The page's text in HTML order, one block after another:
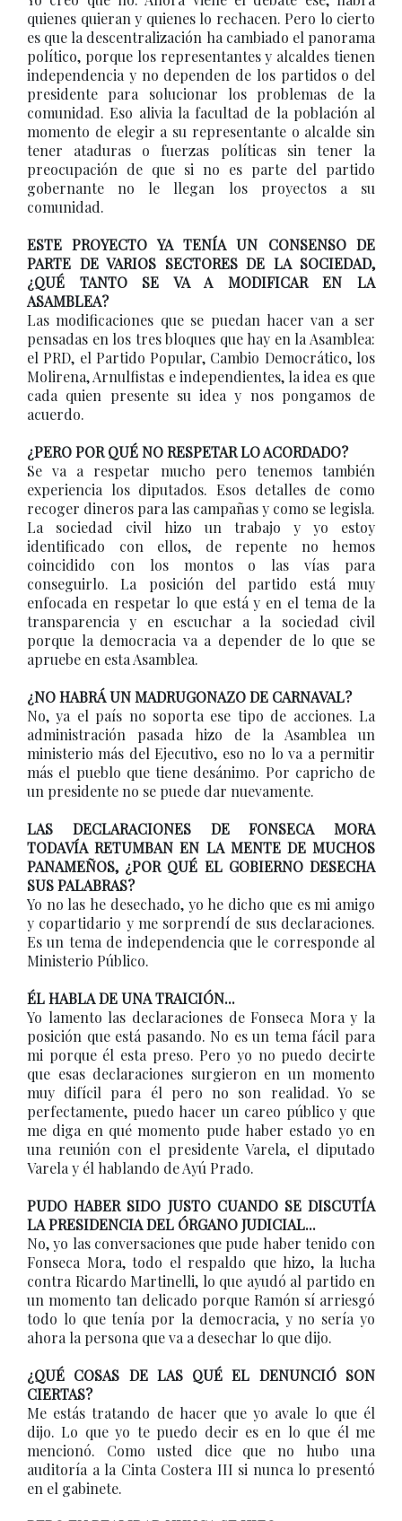
quienes quieran y quienes lo rechacen. Pero lo cierto
es que la descentralización ha cambiado el panorama
político, porque los representantes y alcaldes tienen
independencia y no dependen de los partidos o del
presidente para solucionar los problemas de la
comunidad. Eso alivia la facultad de la población al
momento de elegir a su representante o alcalde sin
tener ataduras o fuerzas políticas sin tener la
preocupación de que si no es parte del partido
gobernante no le llegan los proyectos a su
comunidad.
ESTE PROYECTO YA TENÍA UN CONSENSO DE
PARTE DE VARIOS SECTORES DE LA SOCIEDAD,
¿QUÉ TANTO SE VA A MODIFICAR EN LA
ASAMBLEA?
Las modificaciones que se puedan hacer van a ser
pensadas en los tres bloques que hay en la Asamblea:
el PRD, el Partido Popular, Cambio Democrático, los
Molirena, Arnulfistas e independientes, la idea es que
cada quien presente su idea y nos pongamos de
acuerdo.
¿PERO POR QUÉ NO RESPETAR LO ACORDADO?
Se va a respetar mucho pero tenemos también
experiencia los diputados. Esos detalles de como
recoger dineros para las campañas y como se legisla.
La sociedad civil hizo un trabajo y yo estoy
identificado con ellos, de repente no hemos
coincidido con los montos o las vías para
conseguirlo. La posición del partido está muy
enfocada en respetar lo que está y en el tema de la
transparencia y en escuchar a la sociedad civil
porque la democracia va a depender de lo que se
apruebe en esta Asamblea.
¿NO HABRÁ UN MADRUGONAZO DE CARNAVAL?
No, ya el país no soporta ese tipo de acciones. La
administración pasada hizo de la Asamblea un
ministerio más del Ejecutivo, eso no lo va a permitir
más el pueblo que tiene desánimo. Por capricho de
un presidente no se puede dar nuevamente.
LAS DECLARACIONES DE FONSECA MORA
TODAVÍA RETUMBAN EN LA MENTE DE MUCHOS
PANAMEÑOS, ¿POR QUÉ EL GOBIERNO DESECHA
SUS PALABRAS?
Yo no las he desechado, yo he dicho que es mi amigo
y copartidario y me sorprendí de sus declaraciones.
Es un tema de independencia que le corresponde al
Ministerio Público.
ÉL HABLA DE UNA TRAICIÓN...
Yo lamento las declaraciones de Fonseca Mora y la
posición que está pasando. No es un tema fácil para
mi porque él esta preso. Pero yo no puedo decirte
que esas declaraciones surgieron en un momento
muy difícil para él pero no son realidad. Yo se
perfectamente, puedo hacer un careo público y que
me diga en qué momento pude haber estado yo en
una reunión con el presidente Varela, el diputado
Varela y él hablando de Ayú Prado.
PUDO HABER SIDO JUSTO CUANDO SE DISCUTÍA
LA PRESIDENCIA DEL ÓRGANO JUDICIAL...
No, yo las conversaciones que pude haber tenido con
Fonseca Mora, todo el respaldo que hizo, la lucha
contra Ricardo Martinelli, lo que ayudó al partido en
un momento tan delicado porque Ramón sí arriesgó
todo lo que tenía por la democracia, y no sería yo
ahora la persona que va a desechar lo que dijo.
¿QUÉ COSAS DE LAS QUÉ EL DENUNCIÓ SON
CIERTAS?
Me estás tratando de hacer que yo avale lo que él
dijo. Lo que yo te puedo decir es en lo que él me
mencionó. Como usted dice que no hubo una
auditoría a la Cinta Costera III si nunca lo presentó
en el gabinete.